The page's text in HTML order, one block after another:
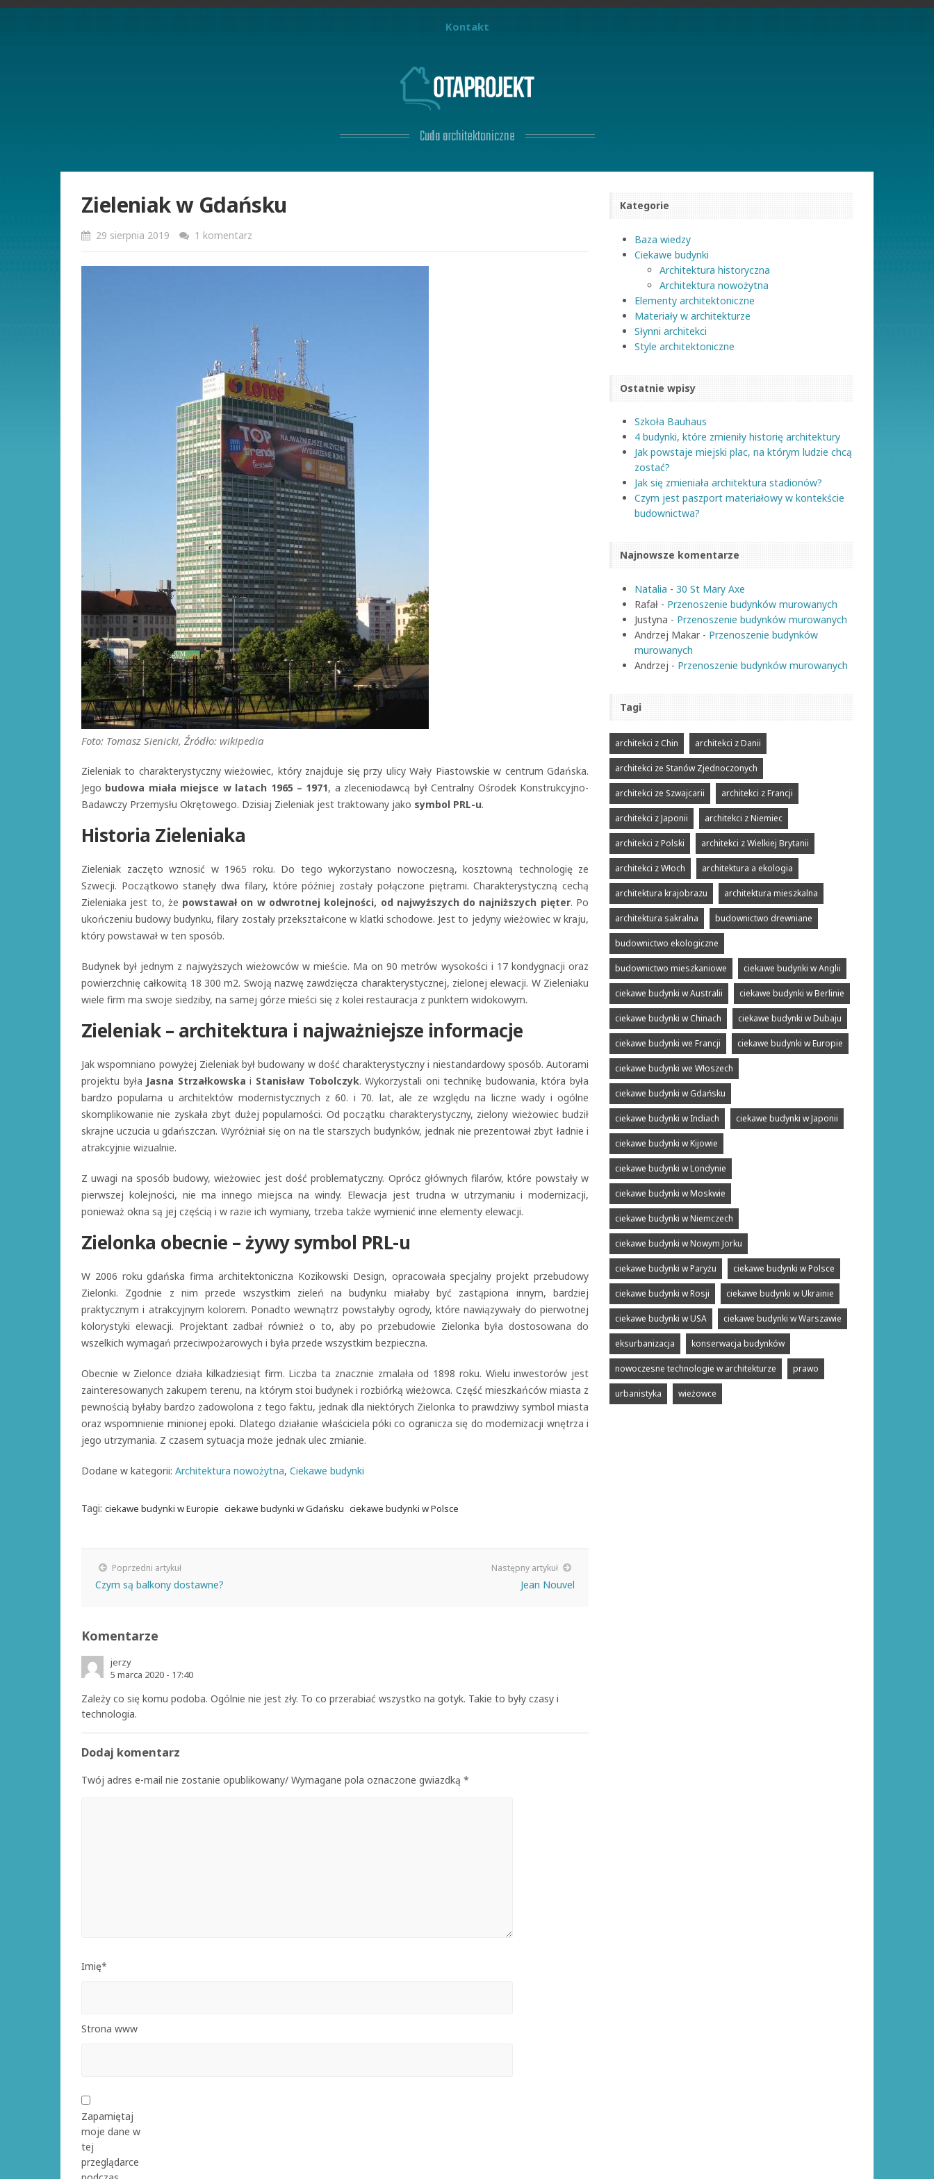
Kontakt
Cuda architektoniczne
Zieleniak w Gdańsku
29 sierpnia 2019 1 komentarz
Foto: Tomasz Sienicki, Źródło: wikipedia
Zieleniak to charakterystyczny wieżowiec, który znajduje się przy ulicy Wały Piastowskie w centrum Gdańska.
Jego budowa miała miejsce w latach 1965 – 1971, a zleceniodawcą był Centralny Ośrodek Konstrukcyjno-
Badawczy Przemysłu Okrętowego. Dzisiaj Zieleniak jest traktowany jako symbol PRL-u.
Historia Zieleniaka
Zieleniak zaczęto wznosić w 1965 roku. Do tego wykorzystano nowoczesną, kosztowną technologię ze
Szwecji. Początkowo stanęły dwa filary, które później zostały połączone piętrami. Charakterystyczną cechą
Zieleniaka jest to, że powstawał on w odwrotnej kolejności, od najwyższych do najniższych pięter. Po
ukończeniu budowy budynku, filary zostały przekształcone w klatki schodowe. Jest to jedyny wieżowiec w kraju,
który powstawał w ten sposób.
Budynek był jednym z najwyższych wieżowców w mieście. Ma on 90 metrów wysokości i 17 kondygnacji oraz
powierzchnię całkowitą 18 300 m2. Swoją nazwę zawdzięcza charakterystycznej, zielonej elewacji. W Zieleniaku
wiele firm ma swoje siedziby, na samej górze mieści się z kolei restauracja z punktem widokowym.
Zieleniak – architektura i najważniejsze informacje
Jak wspomniano powyżej Zieleniak był budowany w dość charakterystyczny i niestandardowy sposób. Autorami
projektu była Jasna Strzałkowska i Stanisław Tobolczyk. Wykorzystali oni technikę budowania, która była
bardzo popularna u architektów modernistycznych z 60. i 70. lat, ale ze względu na liczne wady i ogólne
skomplikowanie nie zyskała zbyt dużej popularności. Od początku charakterystyczny, zielony wieżowiec budził
skrajne uczucia u gdańszczan. Wyróżniał się on na tle starszych budynków, jednak nie prezentował zbyt ładnie i
atrakcyjnie wizualnie.
Z uwagi na sposób budowy, wieżowiec jest dość problematyczny. Oprócz głównych filarów, które powstały w
pierwszej kolejności, nie ma innego miejsca na windy. Elewacja jest trudna w utrzymaniu i modernizacji,
ponieważ okna są jej częścią i w razie ich wymiany, trzeba także wymienić inne elementy elewacji.
Zielonka obecnie – żywy symbol PRL-u
W 2006 roku gdańska firma architektoniczna Kozikowski Design, opracowała specjalny projekt przebudowy
Zielonki. Zgodnie z nim przede wszystkim zieleń na budynku miałaby być zastąpiona innym, bardziej
praktycznym i atrakcyjnym kolorem. Ponadto wewnątrz powstałyby ogrody, które nawiązywały do pierwotnej
kolorystyki elewacji. Projektant zadbał również o to, aby po przebudowie Zielonka była dostosowana do
wszelkich wymagań przeciwpożarowych i była przede wszystkim bezpieczna.
Obecnie w Zielonce działa kilkadziesiąt firm. Liczba ta znacznie zmalała od 1898 roku. Wielu inwestorów jest
zainteresowanych zakupem terenu, na którym stoi budynek i rozbiórką wieżowca. Część mieszkańców miasta z
pewnością byłaby bardzo zadowolona z tego faktu, jednak dla niektórych Zielonka to prawdziwy symbol miasta
oraz wspomnienie minionej epoki. Dlatego działanie właściciela póki co ogranicza się do modernizacji wnętrza i
jego utrzymania. Z czasem sytuacja może jednak ulec zmianie.
Dodane w kategorii: Architektura nowożytna, Ciekawe budynki
Tagi: ciekawe budynki w Europie ciekawe budynki w Gdańsku ciekawe budynki w Polsce
Poprzedni artykuł
Czym są balkony dostawne?
Następny artykuł
Jean Nouvel
Komentarze
jerzy
5 marca 2020 - 17:40
Zależy co się komu podoba. Ogólnie nie jest zły. To co przerabiać wszystko na gotyk. Takie to były czasy i
technologia.
Dodaj komentarz
Twój adres e-mail nie zostanie opublikowany/ Wymagane pola oznaczone gwiazdką *
Imię*
Strona www
Zapamiętaj
moje dane w
tej
przeglądarce
Kategorie
Baza wiedzy
Ciekawe budynki
Architektura historyczna
Architektura nowożytna
Elementy architektoniczne
Materiały w architekturze
Słynni architekci
Style architektoniczne
Ostatnie wpisy
Szkoła Bauhaus
4 budynki, które zmieniły historię architektury
Jak powstaje miejski plac, na którym ludzie chcą
zostać?
Jak się zmieniała architektura stadionów?
Czym jest paszport materiałowy w kontekście
budownictwa?
Najnowsze komentarze
Natalia - 30 St Mary Axe
Rafał - Przenoszenie budynków murowanych
Justyna - Przenoszenie budynków murowanych
Andrzej Makar - Przenoszenie budynków
murowanych
Andrzej - Przenoszenie budynków murowanych
Tagi
architekci z Chin architekci z Danii
architekci ze Stanów Zjednoczonych
architekci ze Szwajcarii architekci z Francji
architekci z Japonii architekci z Niemiec
architekci z Polski architekci z Wielkiej Brytanii
architekci z Włoch architektura a ekologia
architektura krajobrazu architektura mieszkalna
architektura sakralna budownictwo drewniane
budownictwo ekologiczne
budownictwo mieszkaniowe ciekawe budynki w Anglii
ciekawe budynki w Australii ciekawe budynki w Berlinie
ciekawe budynki w Chinach ciekawe budynki w Dubaju
ciekawe budynki we Francji ciekawe budynki w Europie
ciekawe budynki we Włoszech
ciekawe budynki w Gdańsku
ciekawe budynki w Indiach ciekawe budynki w Japonii
ciekawe budynki w Kijowie
ciekawe budynki w Londynie
ciekawe budynki w Moskwie
ciekawe budynki w Niemczech
ciekawe budynki w Nowym Jorku
ciekawe budynki w Paryżu ciekawe budynki w Polsce
ciekawe budynki w Rosji ciekawe budynki w Ukrainie
ciekawe budynki w USA ciekawe budynki w Warszawie
eksurbanizacja konserwacja budynków
nowoczesne technologie w architekturze prawo
urbanistyka wieżowce